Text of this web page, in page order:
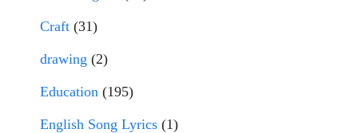
Craft (31)
drawing (2)
Education (195)
English Song Lyrics (1)